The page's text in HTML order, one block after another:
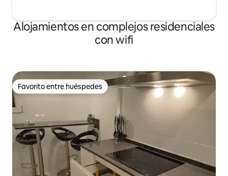
Alojamientos en complejos residenciales
con wifi
Favorito entre huéspedes
Favorito entre huéspedes